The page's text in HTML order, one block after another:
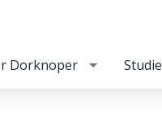
Dorknoper Studie